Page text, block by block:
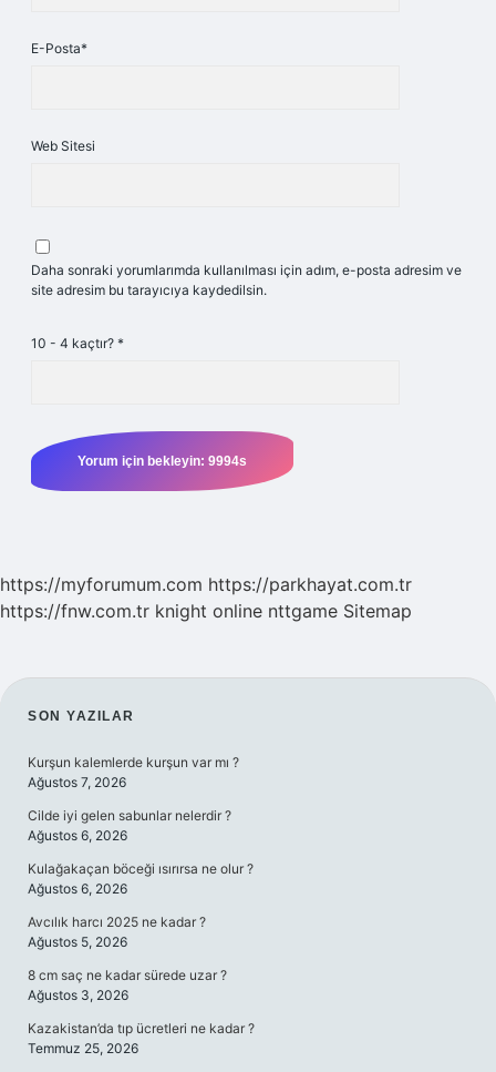
E-Posta*
Web Sitesi
Daha sonraki yorumlarımda kullanılması için adım, e-posta adresim ve
site adresim bu tarayıcıya kaydedilsin.
10 - 4 kaçtır? *
https://myforumum.com https://parkhayat.com.tr
https://fnw.com.tr knight online nttgame Sitemap
SIDEBAR
SON YAZILAR
Kurşun kalemlerde kurşun var mı ?
Ağustos 7, 2026
Cilde iyi gelen sabunlar nelerdir ?
Ağustos 6, 2026
Kulağakaçan böceği ısırırsa ne olur ?
Ağustos 6, 2026
Avcılık harcı 2025 ne kadar ?
Ağustos 5, 2026
8 cm saç ne kadar sürede uzar ?
Ağustos 3, 2026
Kazakistan’da tıp ücretleri ne kadar ?
Temmuz 25, 2026